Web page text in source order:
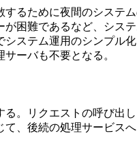
るために夜間のシステ
困難であるなど、シス
ステム運用のシンプル
ーバも不要となる。
。リクエストの呼び出
、後続の処理サービス